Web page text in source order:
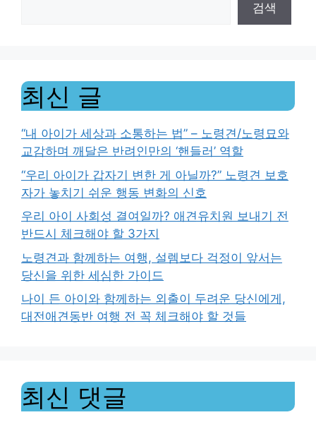
검색
최신 글
“내 아이가 세상과 소통하는 법” – 노령견/노령묘와
교감하며 깨달은 반려인만의 ‘핸들러’ 역할
“우리 아이가 갑자기 변한 게 아닐까?” 노령견 보호
자가 놓치기 쉬운 행동 변화의 신호
우리 아이 사회성 결여일까? 애견유치원 보내기 전
반드시 체크해야 할 3가지
노령견과 함께하는 여행, 설렘보다 걱정이 앞서는
당신을 위한 세심한 가이드
나이 든 아이와 함께하는 외출이 두려운 당신에게,
대전애견동반 여행 전 꼭 체크해야 할 것들
최신 댓글